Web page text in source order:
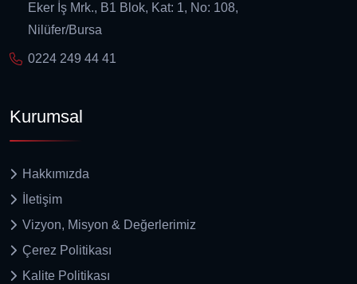
Eker İş Mrk., B1 Blok, Kat: 1, No: 108,
Nilüfer/Bursa
0224 249 44 41
Kurumsal
Hakkımızda
İletişim
Vizyon, Misyon & Değerlerimiz
Çerez Politikası
Kalite Politikası